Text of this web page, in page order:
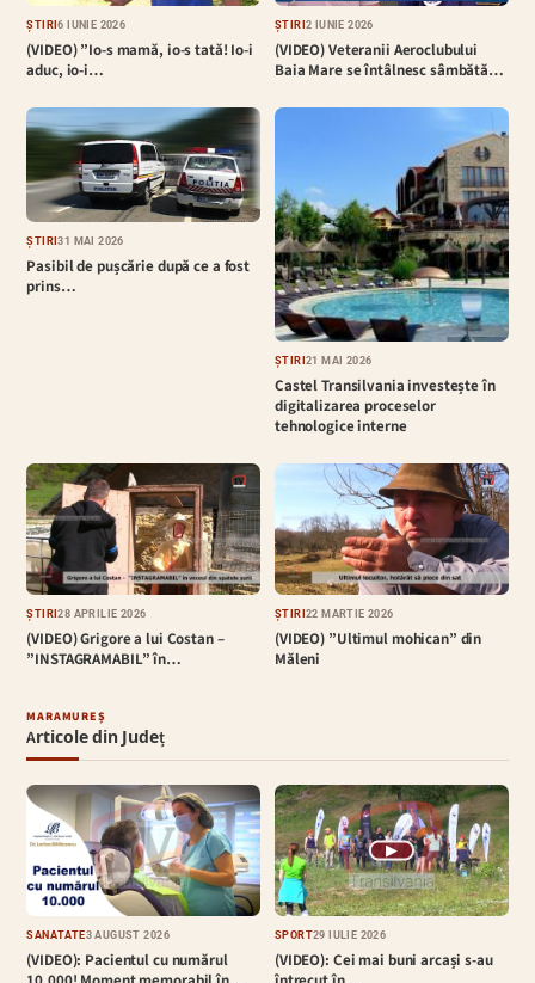
ȘTIRI6 IUNIE 2026
(VIDEO) ”Io-s mamă, io-s tată! Io-i
aduc, io-i…
ȘTIRI2 IUNIE 2026
(VIDEO) Veteranii Aeroclubului
Baia Mare se întâlnesc sâmbătă…
ȘTIRI31 MAI 2026
Pasibil de pușcărie după ce a fost
prins…
ȘTIRI21 MAI 2026
Castel Transilvania investește în
digitalizarea proceselor
tehnologice interne
ȘTIRI28 APRILIE 2026
(VIDEO) Grigore a lui Costan –
”INSTAGRAMABIL” în…
ȘTIRI22 MARTIE 2026
(VIDEO) ”Ultimul mohican” din
Măleni
MARAMUREȘ
Articole din Județ
SĂNĂTATE3 AUGUST 2026
(VIDEO): Pacientul cu numărul
▶
SPORT29 IULIE 2026
(VIDEO): Cei mai buni arcași s-au